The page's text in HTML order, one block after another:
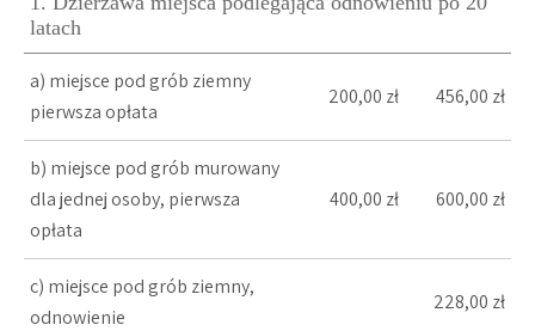
latach
a) miejsce pod grób ziemny
pierwsza opłata
200,00 zł 456,00 zł
b) miejsce pod grób murowany
dla jednej osoby, pierwsza
opłata
400,00 zł 600,00 zł
c) miejsce pod grób ziemny,
odnowienie
228,00 zł